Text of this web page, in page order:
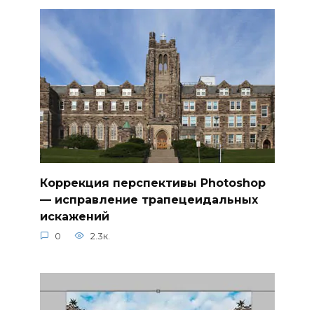
Коррекция перспективы Photoshop
— исправление трапецеидальных
искажений
0 2.3к.